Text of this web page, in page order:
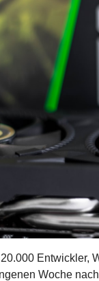
Entwickler,
Woche